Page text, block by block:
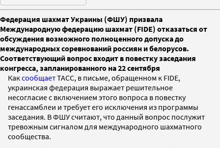
Федерация шахмат Украины (ФШУ) призвала
Международную федерацию шахмат (FIDE) отказаться от
обсуждения возможного полноценного допуска до
международных соревнований россиян и белорусов.
Соответствующий вопрос входит в повестку заседания
конгресса, запланированного на 22 сентября
КаксообщаетТАСС, в письме, обращенном к FIDE,
украинская федерация выражает решительное
несогласие с включением этого вопроса в повестку
генассамблеи и требует его исключения из программы
заседания. В ФШУ считают, что данный вопрос послужит
тревожным сигналом для международного шахматного
сообщества.